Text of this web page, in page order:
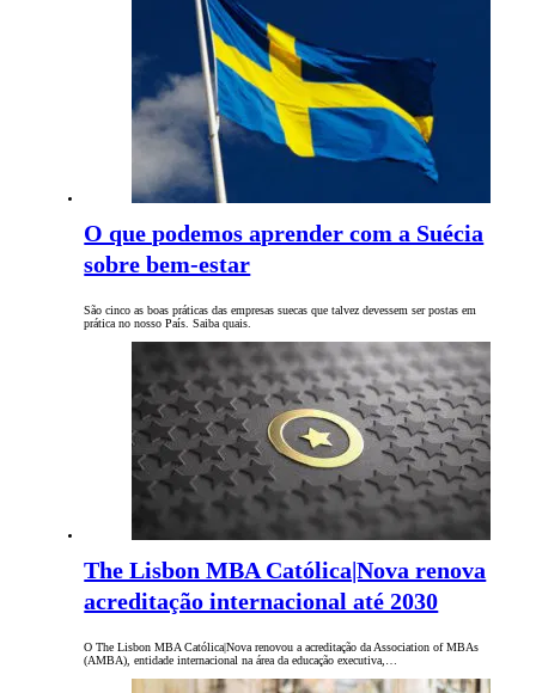
O que podemos aprender com a Suécia
sobre bem-estar
São cinco as boas práticas das empresas suecas que talvez devessem ser postas em
prática no nosso País. Saiba quais.
The Lisbon MBA Católica|Nova renova
acreditação internacional até 2030
O The Lisbon MBA Católica|Nova renovou a acreditação da Association of MBAs
(AMBA), entidade internacional na área da educação executiva,…